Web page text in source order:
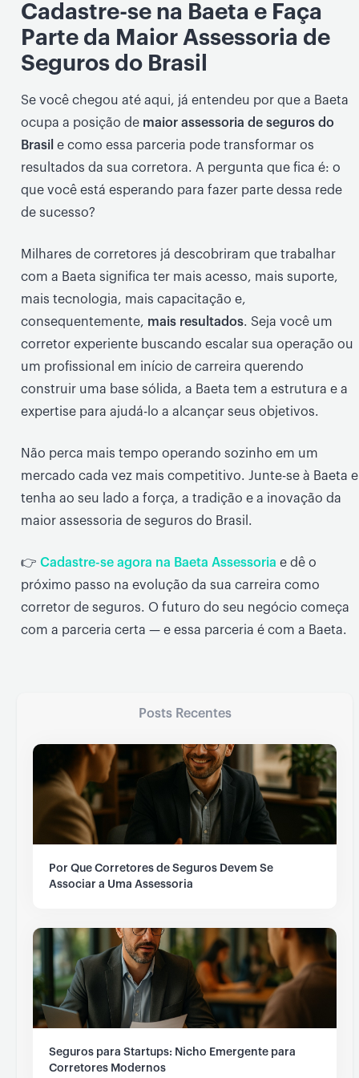
Cadastre-se na Baeta e Faça
Parte da Maior Assessoria de
Seguros do Brasil
Se você chegou até aqui, já entendeu por que a Baeta
ocupa a posição de maior assessoria de seguros do
Brasil e como essa parceria pode transformar os
resultados da sua corretora. A pergunta que fica é: o
que você está esperando para fazer parte dessa rede
de sucesso?
Milhares de corretores já descobriram que trabalhar
com a Baeta significa ter mais acesso, mais suporte,
mais tecnologia, mais capacitação e,
consequentemente, mais resultados. Seja você um
corretor experiente buscando escalar sua operação ou
um profissional em início de carreira querendo
construir uma base sólida, a Baeta tem a estrutura e a
expertise para ajudá-lo a alcançar seus objetivos.
Não perca mais tempo operando sozinho em um
mercado cada vez mais competitivo. Junte-se à Baeta e
tenha ao seu lado a força, a tradição e a inovação da
maior assessoria de seguros do Brasil.
👉Cadastre-se agora na Baeta Assessoria e dê o
próximo passo na evolução da sua carreira como
corretor de seguros. O futuro do seu negócio começa
com a parceria certa — e essa parceria é com a Baeta.
Posts Recentes
Por Que Corretores de Seguros Devem Se
Associar a Uma Assessoria
Seguros para Startups: Nicho Emergente para
Corretores Modernos